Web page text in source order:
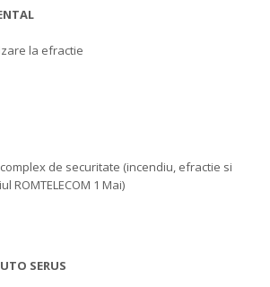
la efractie
de securitate (incendiu, efractie si
ROMTELECOM 1 Mai)
SERUS